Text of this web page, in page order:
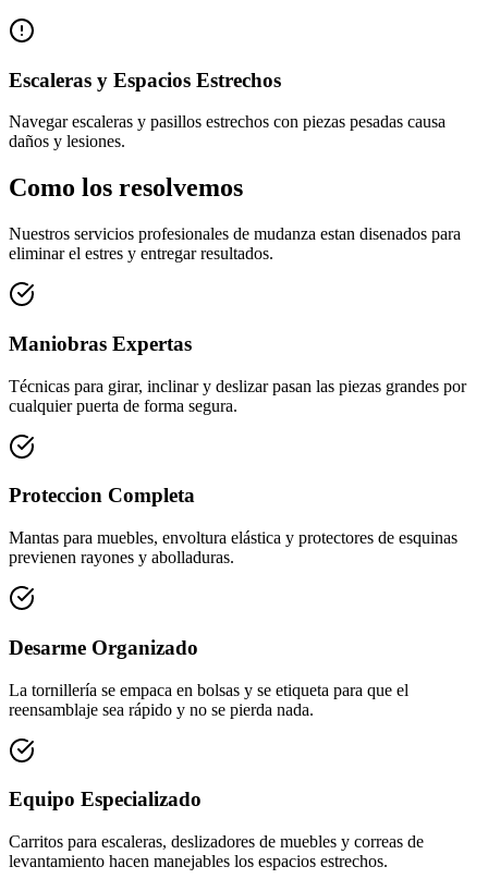
Escaleras y Espacios Estrechos
Navegar escaleras y pasillos estrechos con piezas pesadas causa
daños y lesiones.
Como los resolvemos
Nuestros servicios profesionales de mudanza estan disenados para
eliminar el estres y entregar resultados.
Maniobras Expertas
Técnicas para girar, inclinar y deslizar pasan las piezas grandes por
cualquier puerta de forma segura.
Proteccion Completa
Mantas para muebles, envoltura elástica y protectores de esquinas
previenen rayones y abolladuras.
Desarme Organizado
La tornillería se empaca en bolsas y se etiqueta para que el
reensamblaje sea rápido y no se pierda nada.
Equipo Especializado
Carritos para escaleras, deslizadores de muebles y correas de
levantamiento hacen manejables los espacios estrechos.